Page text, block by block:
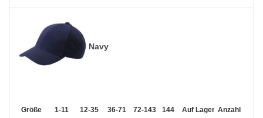
Navy
Größe 1-11 12-35 36-71 72-143 144-287 288 + Mehr
Auf Lager Anzahl